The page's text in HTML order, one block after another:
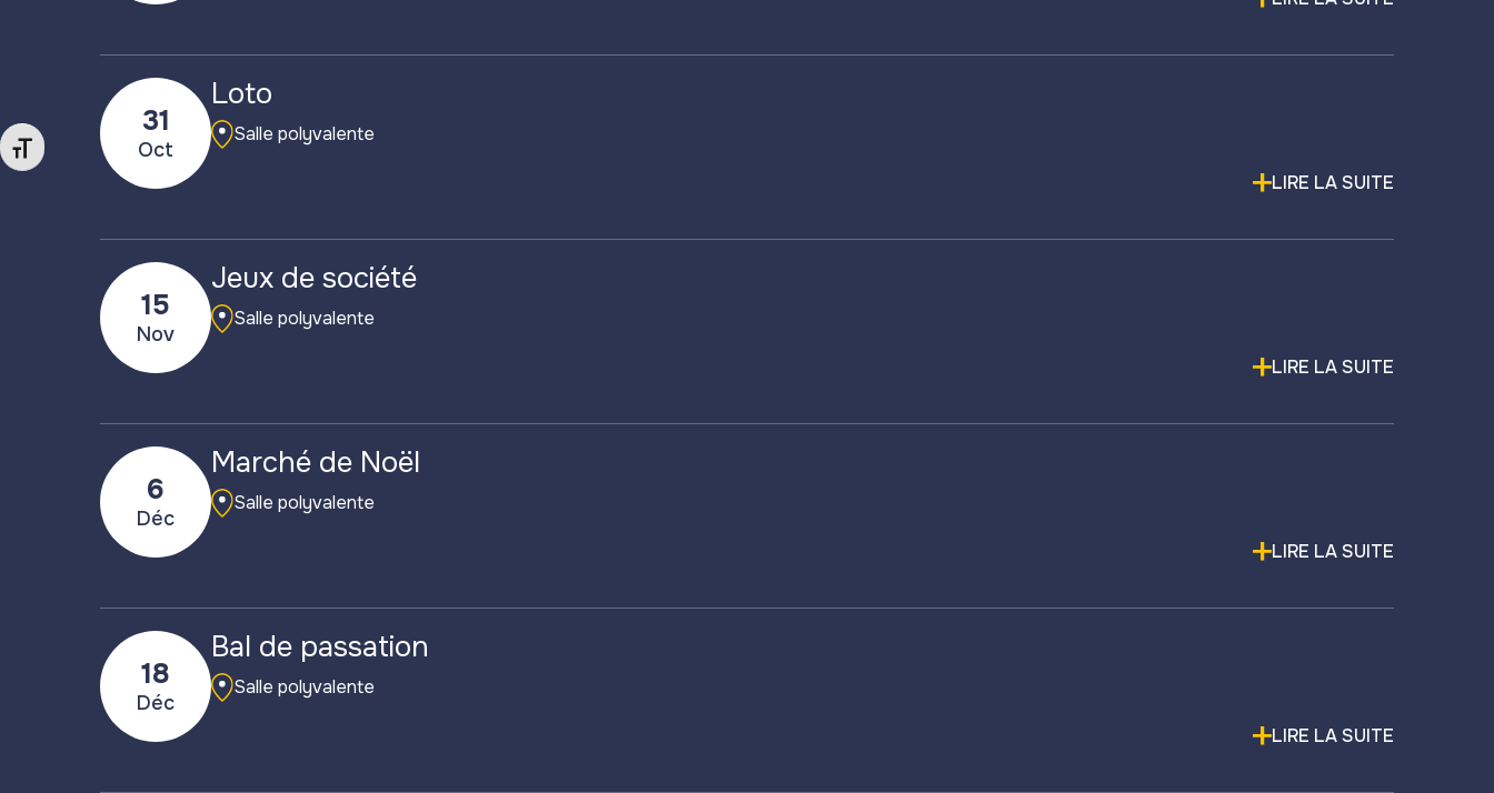
Changer la taille de la police
31
Oct
Loto
Salle polyvalente
LIRE LA SUITE
15
Nov
Jeux de société
Salle polyvalente
LIRE LA SUITE
6
Déc
Marché de Noël
Salle polyvalente
LIRE LA SUITE
18
Déc
Bal de passation
Salle polyvalente
LIRE LA SUITE